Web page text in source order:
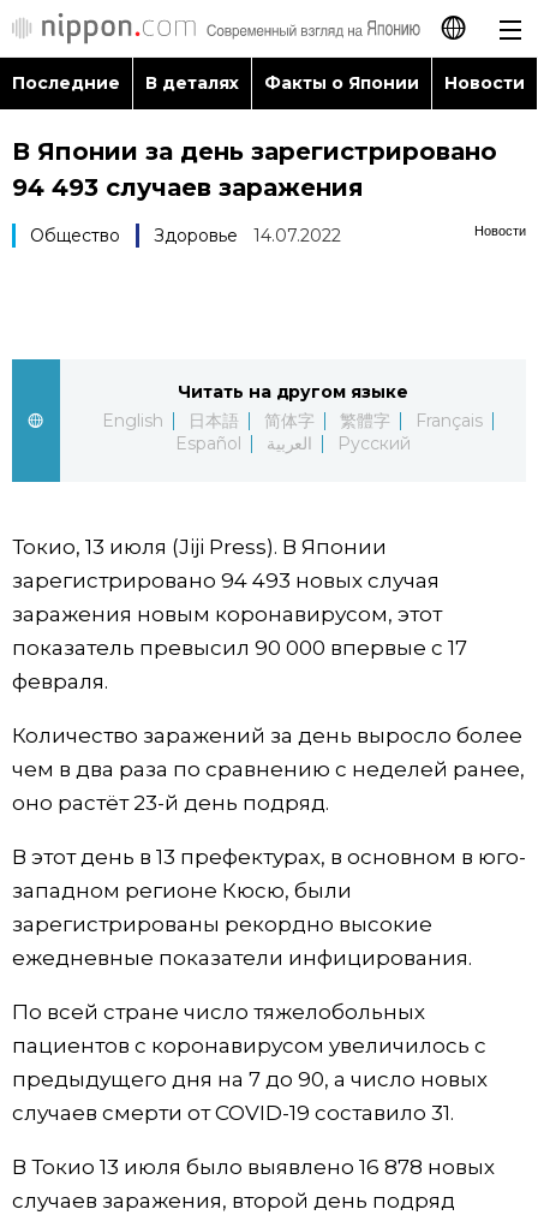
日本語
English
Español
العربية
Последние
Факты о Японии
Новости
Фото/Видео
Разделы
Блог
Политика
Экономика
Культура
Жизнь
Японский язык
Японский калейдоскоп
Семья
official SNS
Последние В деталях Факты о Японии Новости
В Японии за день зарегистрировано
94 493 случаев заражения
Новости
Общество Здоровье 14.07.2022
Читать на другом языке
English
日本語 简体字 繁體字
Français
Español
العربية Русский
Токио, 13 июля (Jiji Press). В Японии
зарегистрировано 94 493 новых случая
заражения новым коронавирусом, этот
показатель превысил 90 000 впервые с 17
февраля.
Количество заражений за день выросло более
чем в два раза по сравнению с неделей ранее,
оно растёт 23-й день подряд.
В этот день в 13 префектурах, в основном в юго-
западном регионе Кюсю, были
зарегистрированы рекордно высокие
ежедневные показатели инфицирования.
По всей стране число тяжелобольных
пациентов с коронавирусом увеличилось с
предыдущего дня на 7 до 90, а число новых
случаев смерти от COVID-19 составило 31.
В Токио 13 июля было выявлено 16 878 новых
случаев заражения, второй день подряд